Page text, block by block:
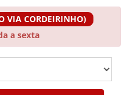
VIA CORDEIRINHO)
a sexta